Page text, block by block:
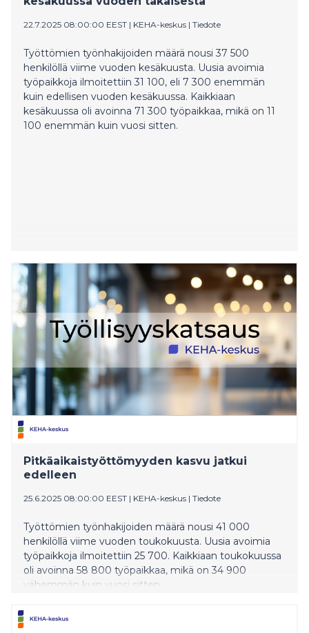
22.7.2025 08:00:00 EEST | KEHA-keskus | Tiedote
Työttömien työnhakijoiden määrä nousi 37 500
henkilöllä viime vuoden kesäkuusta. Uusia avoimia
työpaikkoja ilmoitettiin 31 100, eli 7 300 enemmän
kuin edellisen vuoden kesäkuussa. Kaikkiaan
kesäkuussa oli avoinna 71 300 työpaikkaa, mikä on 11
100 enemmän kuin vuosi sitten.
Pitkäaikaistyöttömyyden kasvu jatkui
edelleen
25.6.2025 08:00:00 EEST | KEHA-keskus | Tiedote
Työttömien työnhakijoiden määrä nousi 41 000
henkilöllä viime vuoden toukokuusta. Uusia avoimia
työpaikkoja ilmoitettiin 25 700. Kaikkiaan toukokuussa
oli avoinna 58 800 työpaikkaa, mikä on 34 900
vähemmän kuin vuosi sitten.